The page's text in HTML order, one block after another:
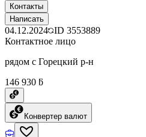
Контакты
Написать
04.12.2024 ID 3553889
Контактное лицо
рядом с Горецкий р-н
146 930 ƃ
Конвертер валют